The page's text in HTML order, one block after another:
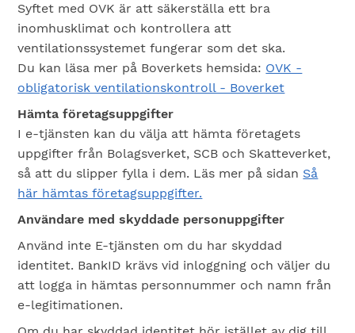
Syftet med OVK är att säkerställa ett bra
inomhusklimat och kontrollera att
ventilationssystemet fungerar som det ska.
Du kan läsa mer på Boverkets hemsida: OVK -
obligatorisk ventilationskontroll - Boverket
Hämta företagsuppgifter
I e-tjänsten kan du välja att hämta företagets
uppgifter från Bolagsverket, SCB och Skatteverket,
så att du slipper fylla i dem. Läs mer på sidan Så
här hämtas företagsuppgifter.
Användare med skyddade personuppgifter
Använd inte E-tjänsten om du har skyddad
identitet. BankID krävs vid inloggning och väljer du
att logga in hämtas personnummer och namn från
e-legitimationen.